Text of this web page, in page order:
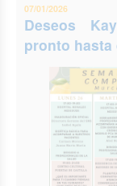
07/01/2026
Deseos
pronto hasta